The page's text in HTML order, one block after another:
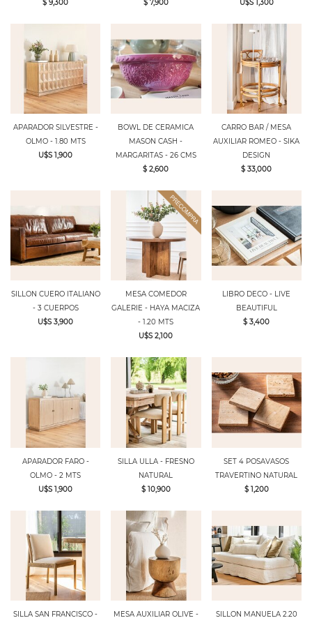
$ 9,300 $ 7,900 U$S 1,300
APARADOR SILVESTRE -
OLMO - 1.80 MTS
U$S 1,900
BOWL DE CERAMICA
MASON CASH -
MARGARITAS - 26 CMS
$ 2,600
CARRO BAR / MESA
AUXILIAR ROMEO - SIKA
DESIGN
$ 33,000
SILLON CUERO ITALIANO
- 3 CUERPOS
U$S 3,900
MESA COMEDOR
GALERIE - HAYA MACIZA
- 1.20 MTS
U$S 2,100
LIBRO DECO - LIVE
BEAUTIFUL
$ 3,400
APARADOR FARO -
OLMO - 2 MTS
U$S 1,900
SILLA ULLA - FRESNO
NATURAL
$ 10,900
SET 4 POSAVASOS
TRAVERTINO NATURAL
$ 1,200
SILLA SAN FRANCISCO -
MESA AUXILIAR OLIVE -
SILLON MANUELA 2.20